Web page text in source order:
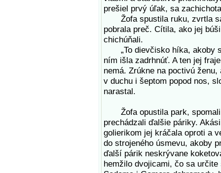
prešiel prvý úľak, sa
Žofa spustila ruku, zvrtla sa
pobrala preč. Cítila, ako jej
chichúňali.
„To dievčisko híka, akoby
ním išla zadrhnúť. A ten jej
nemá. Zrúkne na poctivú
v duchu i šeptom popod nos,
narastal.
Žofa opustila park,
prechádzali ďalšie páriky.
golierikom jej kráčala oproti a
do strojeného úsmevu, akoby
ďalší párik neskrývane
hemžilo dvojicami, čo sa